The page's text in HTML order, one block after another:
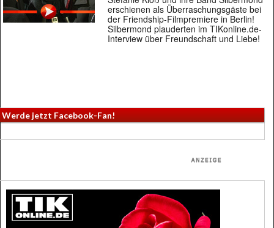
erschienen als Überraschungsgäste bei
der Friendship-Filmpremiere in Berlin!
Silbermond plauderten im TIKonline.de-
Interview über Freundschaft und Liebe!
Werde jetzt Facebook-Fan!